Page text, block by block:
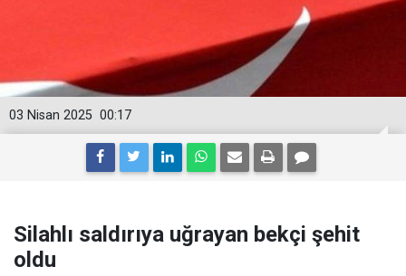
00:17
03 Nisan 2025
Silahlı saldırıya uğrayan bekçi şehit
oldu